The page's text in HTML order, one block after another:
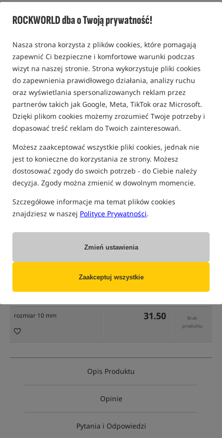
ROCKWORLD dba o Twoją prywatność!
Nasza strona korzysta z plików cookies, które pomagają
zapewnić Ci bezpieczne i komfortowe warunki podczas
wizyt na naszej stronie. Strona wykorzystuje pliki cookies
do zapewnienia prawidłowego działania, analizy ruchu
oraz wyświetlania spersonalizowanych reklam przez
partnerów takich jak Google, Meta, TikTok oraz Microsoft.
Dzięki plikom cookies możemy zrozumieć Twoje potrzeby i
dopasować treść reklam do Twoich zainteresowań.
Możesz zaakceptować wszystkie pliki cookies, jednak nie
jest to konieczne do korzystania ze strony. Możesz
dostosować zgody do swoich potrzeb - do Ciebie należy
decyzja. Zgody można zmienić w dowolnym momencie.
Szczegółowe informacje ma temat plików cookies
znajdziesz w naszej Polityce Prywatności.
Zmień ustawienia
Zaakceptuj wszystkie
(część opcji mogła zostać ukryta przez wybrany sposób filtrowania)
rozmiar 10 mm 31.50
Brak
produktu
Opis Produktu
Opinie
Pytania i Odpowiedzi